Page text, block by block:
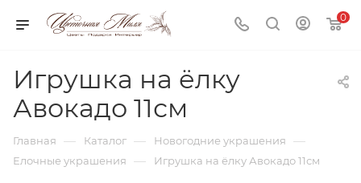
0
Игрушка на ёлку
Авокадо 11см
Главная — Каталог — Новогодние украшения —
Елочные украшения — Игрушка на ёлку Авокадо 11см